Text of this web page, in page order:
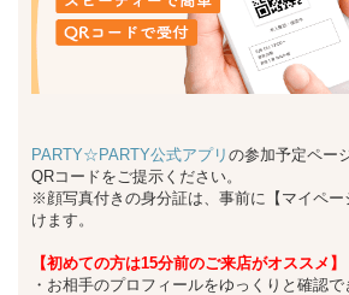
PARTY☆PARTY公式アプリ の参加予定ペー
QRコードをご提示ください。
※顔写真付きの身分証は、事前に【マイペ
けます。
【初めての方は15分前のご来店がオススメ】
・お相手のプロフィールをゆっくりと確認で